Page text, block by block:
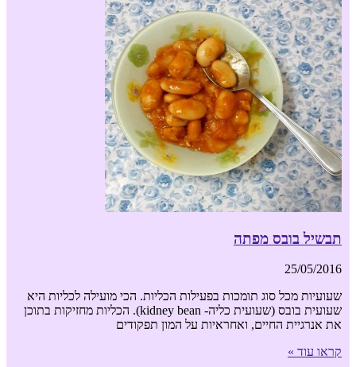
תבשיל בובס מפתה
25/05/2016
שעועיות מכל סוג תומכות בפעילות הכליות. הכי מועילה לכליות היא
שעועית בובס (שעועית כליה- kidney bean). הכליות מחזיקות בתוכן
את אנרגיית החיים, ואחראיות על המון תפקודים
קראו עוד »